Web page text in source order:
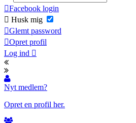
Facebook login
Husk mig
Glemt password
Opret profil
Log ind
Nyt medlem?
Opret en profil her.